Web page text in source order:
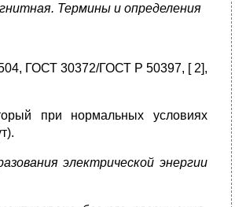
Термины и определения
ГОСТ 30372/ГОСТ Р 50397, [ 2],
при нормальных условиях
электрической энергии